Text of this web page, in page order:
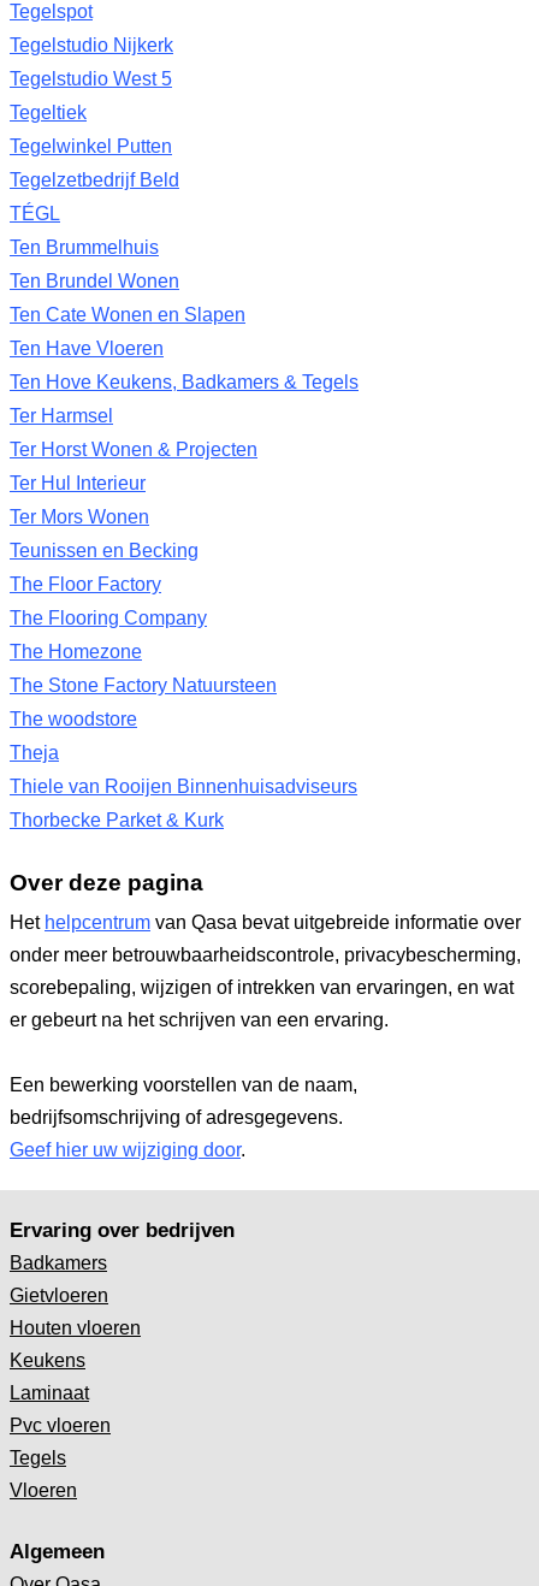
Tegelspot
Tegelstudio Nijkerk
Tegelstudio West 5
Tegeltiek
Tegelwinkel Putten
Tegelzetbedrijf Beld
TÉGL
Ten Brummelhuis
Ten Brundel Wonen
Ten Cate Wonen en Slapen
Ten Have Vloeren
Ten Hove Keukens, Badkamers & Tegels
Ter Harmsel
Ter Horst Wonen & Projecten
Ter Hul Interieur
Ter Mors Wonen
Teunissen en Becking
The Floor Factory
The Flooring Company
The Homezone
The Stone Factory Natuursteen
The woodstore
Theja
Thiele van Rooijen Binnenhuisadviseurs
Thorbecke Parket & Kurk
Over deze pagina
Het helpcentrum van Qasa bevat uitgebreide informatie over
onder meer betrouwbaarheidscontrole, privacybescherming,
scorebepaling, wijzigen of intrekken van ervaringen, en wat
er gebeurt na het schrijven van een ervaring.
Een bewerking voorstellen van de naam,
bedrijfsomschrijving of adresgegevens.
Geef hier uw wijziging door.
Ervaring over bedrijven
Badkamers
Gietvloeren
Houten vloeren
Keukens
Laminaat
Pvc vloeren
Tegels
Vloeren
Algemeen